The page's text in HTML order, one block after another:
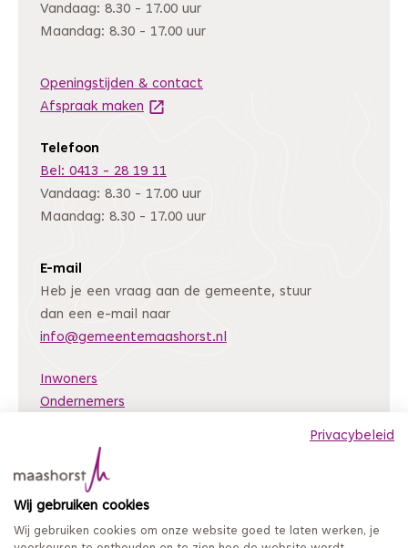
Privacybeleid
Wij gebruiken cookies
Wij gebruiken cookies om onze website goed te laten werken, je
Vandaag: 8.30 - 17.00 uur
Maandag: 8.30 - 17.00 uur
Openingstijden & contact
Afspraak maken (Deze link gaat naar een andere
Telefoon
Bel: 0413 - 28 19 11
Vandaag: 8.30 - 17.00 uur
Maandag: 8.30 - 17.00 uur
E-mail
Heb je een vraag aan de gemeente, stuur
dan een e-mail naar
info@gemeentemaashorst.nl
Inwoners
Ondernemers
Archiefweb(Deze link gaat naar een andere website)
Coordinated Vulnerability Disclosure